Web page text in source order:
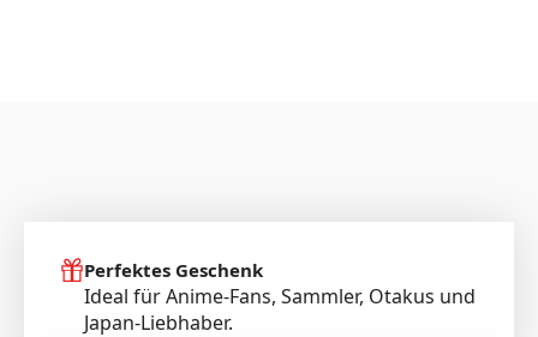
Perfektes Geschenk
Ideal für Anime-Fans, Sammler, Otakus und
Japan-Liebhaber.